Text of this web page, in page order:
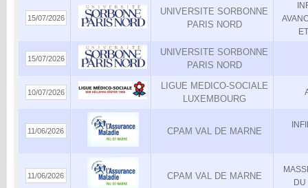
15/07/2026
UNIVERSITE SORBONNE
PARIS NORD
15/07/2026
UNIVERSITE SORBONNE
PARIS NORD
10/07/2026
LIGUE MEDICO-SOCIALE
LUXEMBOURG
11/06/2026 CPAM VAL DE MARNE
11/06/2026 CPAM VAL DE MARNE